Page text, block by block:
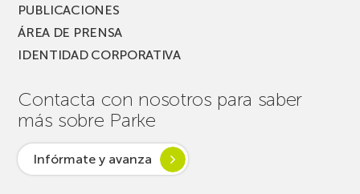
PUBLICACIONES
ÁREA DE PRENSA
IDENTIDAD CORPORATIVA
Contacta con nosotros para saber
más sobre Parke
Infórmate y avanza